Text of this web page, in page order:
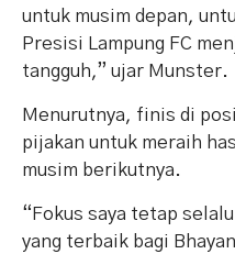
untuk musim depan,
Presisi Lampung FC
tangguh,” ujar Munster.
Menurutnya, finis di
pijakan untuk meraih
musim berikutnya.
“Fokus saya tetap
yang terbaik bagi